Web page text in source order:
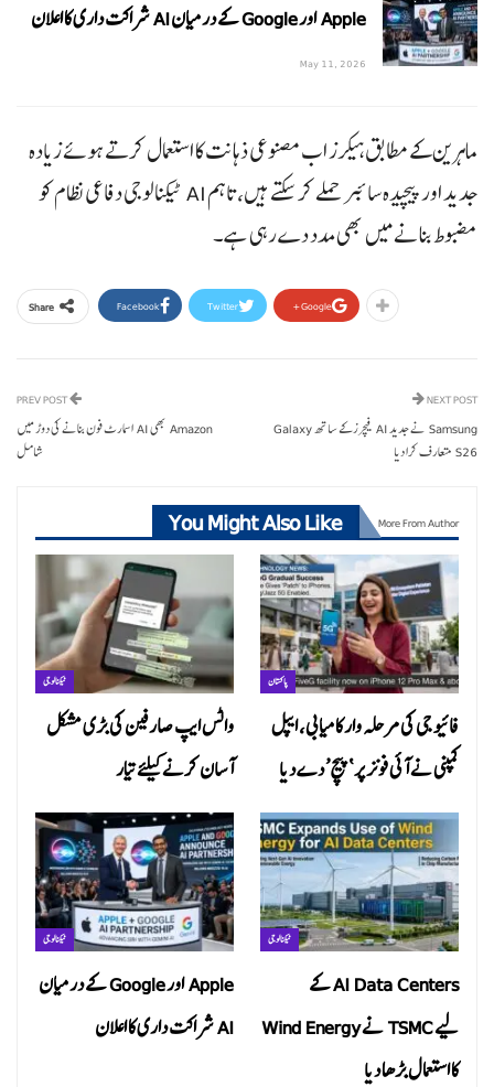
Apple اور Google کے درمیان AI شراکت داری کا اعلان
May 11, 2026
ماہرین کے مطابق ہیکرز اب مصنوعی ذہانت کا استعمال کرتے ہوئے زیادہ
جدید اور پیچیدہ سائبر حملے کر سکتے ہیں، تاہم AI ٹیکنالوجی دفاعی نظام کو
مضبوط بنانے میں بھی مدد دے رہی ہے۔
Share Facebook Twitter Google+
Amazon بھی AI اسمارٹ فون بنانے کی دوڑ میں
شامل
NEXT POST
Samsung نے جدید AI فیچرز کے ساتھ Galaxy
S26 متعارف کرا دیا
You Might Also Like More From Author
ٹیکنالوجی
واٹس ایپ صارفین کی بڑی مشکل
آسان کرنے کیلئے تیار
پاکستان
فائیو جی کی مرحلہ وار کامیابی، ایپل
کمپنی نے آئی فونز پر ‘پیچ’ دے دیا
ٹیکنالوجی
Apple اور Google کے درمیان
AI شراکت داری کا اعلان
ٹیکنالوجی
AI Data Centers کے
لیے TSMC نے Wind Energy
کا استعمال بڑھا دیا